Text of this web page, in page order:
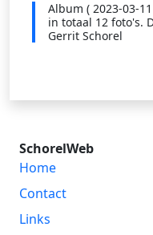
Album ( 2023-03-
in totaal 12 foto's.
Gerrit Schorel
SchorelWeb
Home
Contact
Links